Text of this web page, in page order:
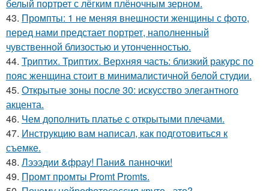
белый портрет с лёгким плёночным зерном.
43. Промпты: 1 не меняя внешности женщины с фото,
перед нами предстает портрет, наполненный
чувственной близостью и утонченностью.
44. Триптих. Триптих. Верхняя часть: близкий ракурс по
пояс женщина стоит в минималистичной белой студии.
45. Открытые зоны после 30: искусство элегантного
акцента.
46. Чем дополнить платье с открытыми плечами.
47. Инструкцию вам написал, как подготовиться к
съемке.
48. Лэээдии &фрау! Пани& панночки!
49. Промт промты Promt Promts.